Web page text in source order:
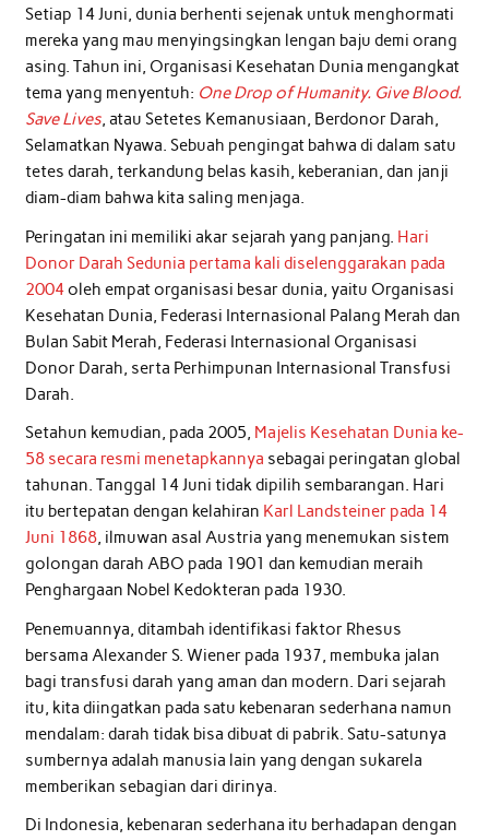
Setiap 14 Juni, dunia berhenti sejenak untuk menghormati
mereka yang mau menyingsingkan lengan baju demi orang
asing. Tahun ini, Organisasi Kesehatan Dunia mengangkat
tema yang menyentuh: One Drop of Humanity. Give Blood.
Save Lives, atau Setetes Kemanusiaan, Berdonor Darah,
Selamatkan Nyawa. Sebuah pengingat bahwa di dalam satu
tetes darah, terkandung belas kasih, keberanian, dan janji
diam-diam bahwa kita saling menjaga.
Peringatan ini memiliki akar sejarah yang panjang. Hari
Donor Darah Sedunia pertama kali diselenggarakan pada
2004oleh empat organisasi besar dunia, yaitu Organisasi
Kesehatan Dunia, Federasi Internasional Palang Merah dan
Bulan Sabit Merah, Federasi Internasional Organisasi
Donor Darah, serta Perhimpunan Internasional Transfusi
Darah.
Setahun kemudian, pada 2005, Majelis Kesehatan Dunia ke-
58 secara resmi menetapkannya sebagai peringatan global
tahunan. Tanggal 14 Juni tidak dipilih sembarangan. Hari
itu bertepatan dengan kelahiran Karl Landsteiner pada 14
Juni 1868, ilmuwan asal Austria yang menemukan sistem
golongan darah ABO pada 1901 dan kemudian meraih
Penghargaan Nobel Kedokteran pada 1930.
Penemuannya, ditambah identifikasi faktor Rhesus
bersama Alexander S. Wiener pada 1937, membuka jalan
bagi transfusi darah yang aman dan modern. Dari sejarah
itu, kita diingatkan pada satu kebenaran sederhana namun
mendalam: darah tidak bisa dibuat di pabrik. Satu-satunya
sumbernya adalah manusia lain yang dengan sukarela
memberikan sebagian dari dirinya.
Di Indonesia, kebenaran sederhana itu berhadapan dengan